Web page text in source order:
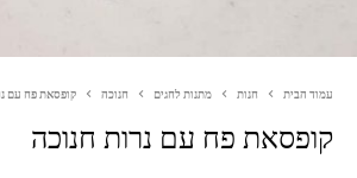
עמוד הבית חנות מתנות לחגים חנוכה קופסאת פח עם
קופסאת פח עם נרות חנוכה